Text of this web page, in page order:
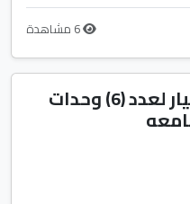
الصيانه الشامله قطع غيار لعدد (6) وحدات